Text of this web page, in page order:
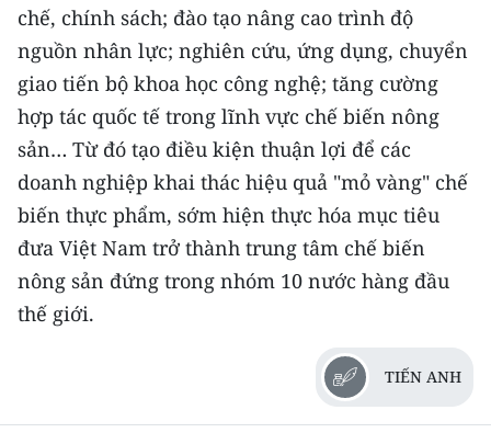
ĐỌC BÁO IN
ENGLISH
中文
FRANÇAIS
РУССКИЙ
ESPAÑOL
chế, chính sách; đào tạo nâng cao trình độ
nguồn nhân lực; nghiên cứu, ứng dụng, chuyển
giao tiến bộ khoa học công nghệ; tăng cường
hợp tác quốc tế trong lĩnh vực chế biến nông
sản… Từ đó tạo điều kiện thuận lợi để các
doanh nghiệp khai thác hiệu quả "mỏ vàng" chế
biến thực phẩm, sớm hiện thực hóa mục tiêu
đưa Việt Nam trở thành trung tâm chế biến
nông sản đứng trong nhóm 10 nước hàng đầu
thế giới.
TIẾN ANH